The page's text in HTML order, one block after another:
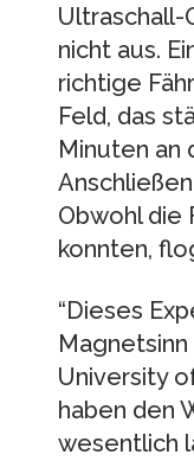
Ultraschall-
nicht aus.
richtige
Feld, das
Minuten
Obwohl die
konnten,
“Dieses
University
haben den
wesentlich